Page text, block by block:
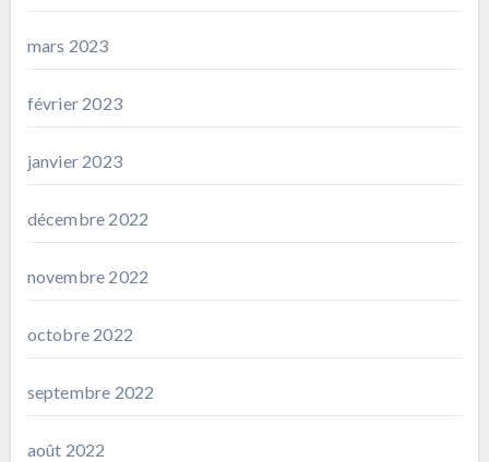
mars 2023
février 2023
janvier 2023
décembre 2022
novembre 2022
octobre 2022
septembre 2022
août 2022